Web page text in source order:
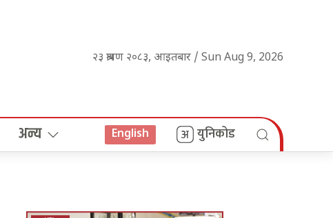
२३ श्रावण २०८३, आइतबार / Sun Aug 9, 2026
अन्य English युनिकोड